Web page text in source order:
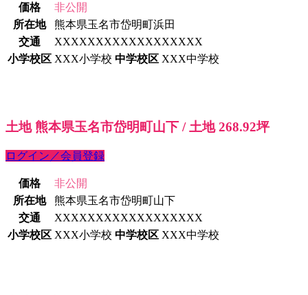
価格
非公開
所在地
熊本県玉名市岱明町浜田
交通
XXXXXXXXXXXXXXXXXX
小学校区 XXX小学校 中学校区 XXX中学校
土地 熊本県玉名市岱明町山下 / 土地 268.92坪
ログイン／会員登録
価格
非公開
所在地
熊本県玉名市岱明町山下
交通
XXXXXXXXXXXXXXXXXX
小学校区 XXX小学校 中学校区 XXX中学校